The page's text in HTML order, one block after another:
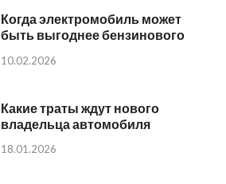
Когда электромобиль может
быть выгоднее бензинового
10.02.2026
Какие траты ждут нового
владельца автомобиля
18.01.2026